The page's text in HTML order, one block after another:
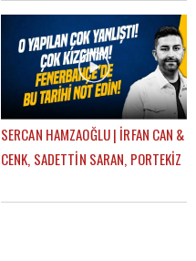
SERCAN HAMZAOĞLU | İRFAN CAN &
CENK, SADETTİN SARAN, PORTEKİZ
FENERBAHÇE